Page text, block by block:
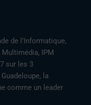
de l’Informatique,
Multimédia, IPM
sur les 3
la
comme un leader